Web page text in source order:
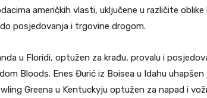
američkih vlasti, uključene u različite oblike
posjedovanja i trgovine drogom.
u Floridi, optužen za krađu, provalu i
Bloods. Enes Đurić iz Boisea u Idahu
Greena u Kentuckyju optužen za napad i